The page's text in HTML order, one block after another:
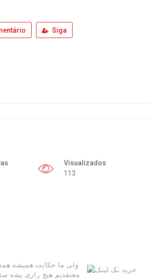
Siga
Visualizados
113
ولی ما حکایت همیشه
معتقدیم هیچ رازی پشه